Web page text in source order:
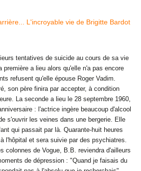
tentatives de suicide au cours de sa vie
première a lieu alors qu'elle n'a pas encore
refusent qu'elle épouse Roger Vadim.
son père finira par accepter, à condition
La seconde a lieu le 28 septembre 1960,
: l'actrice ingère beaucoup d'alcool
s'ouvrir les veines dans une bergerie. Elle
qui passait par là. Quarante-huit heures
l'hôpital et sera suivie par des psychiatres.
colonnes de Vogue, B.B. reviendra d'ailleurs
de dépression : "Quand je faisais du